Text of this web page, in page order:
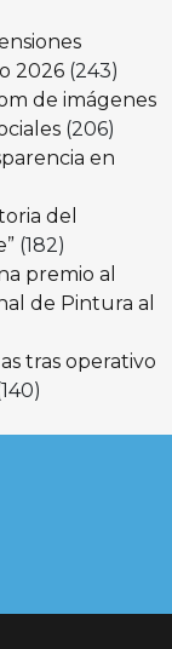
2026 (243)
de imágenes
(206)
en
del
(182)
premio al
de Pintura al
tras operativo